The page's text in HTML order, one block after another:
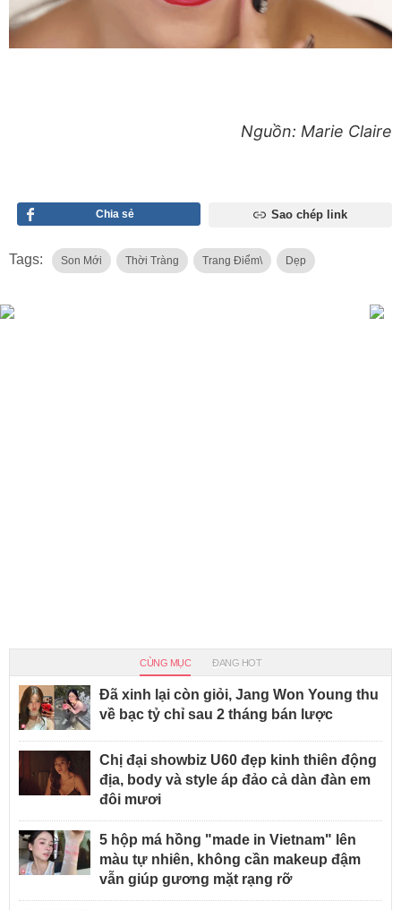
Nguồn: Marie Claire
Chia sẻ Sao chép link
Tags: Son Mới Thời Tràng Trang Điểm\ Dẹp
CÙNG MỤC ĐANG HOT
Đã xinh lại còn giỏi, Jang Won Young thu
về bạc tỷ chỉ sau 2 tháng bán lược
Chị đại showbiz U60 đẹp kinh thiên động
địa, body và style áp đảo cả dàn đàn em
đôi mươi
5 hộp má hồng "made in Vietnam" lên
màu tự nhiên, không cần makeup đậm
vẫn giúp gương mặt rạng rỡ